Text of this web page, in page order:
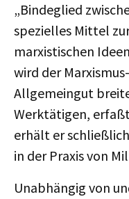
„Bindeglied
spezielles Mittel
marxistischen
wird der
Allgemeingut
Werktätigen,
erhält er
in der Praxis von
Unabhängig von